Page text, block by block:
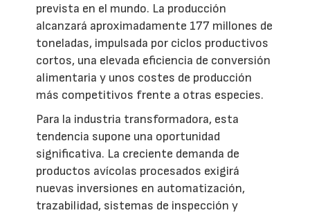
prevista en el mundo. La producción
alcanzará aproximadamente 177 millones de
toneladas, impulsada por ciclos productivos
cortos, una elevada eficiencia de conversión
alimentaria y unos costes de producción
más competitivos frente a otras especies.
Para la industria transformadora, esta
tendencia supone una oportunidad
significativa. La creciente demanda de
productos avícolas procesados exigirá
nuevas inversiones en automatización,
trazabilidad, sistemas de inspección y